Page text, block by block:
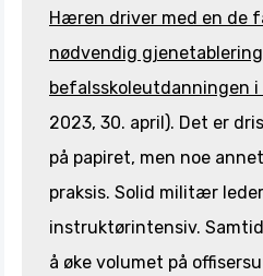
Hæren driver med en de
nødvendig
befalsskoleutdanningen
2023, 30. april). Det er
på papiret, men noe
praksis. Solid militær
instruktørintensiv.
å øke volumet på